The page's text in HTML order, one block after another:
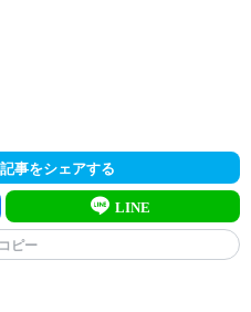
事をシェアする
LINE
ピー